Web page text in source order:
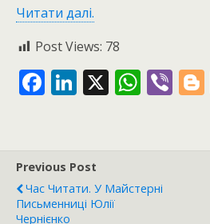
Читати далі.
Post Views: 78
F
b
o
o
Li
e
dI
n
X W
A
Vi
Previous Post
Час Читати. У Майстерні
Письменниці Юлії
Чернієнко